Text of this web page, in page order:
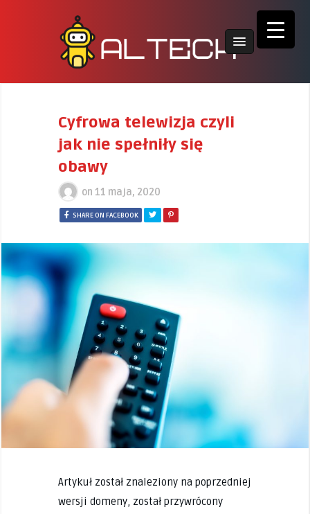
Cyfrowa telewizja czyli
jak nie spełniły się
obawy
on 11 maja, 2020
SHARE ON FACEBOOK
Artykuł został znaleziony na poprzedniej
wersji domeny, został przywrócony